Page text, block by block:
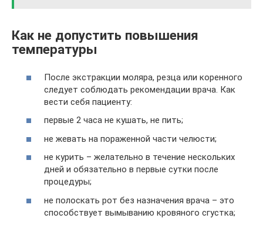
Как не допустить повышения
температуры
После экстракции моляра, резца или коренного
следует соблюдать рекомендации врача. Как
вести себя пациенту:
первые 2 часа не кушать, не пить;
не жевать на пораженной части челюсти;
не курить – желательно в течение нескольких
дней и обязательно в первые сутки после
процедуры;
не полоскать рот без назначения врача – это
способствует вымыванию кровяного сгустка;